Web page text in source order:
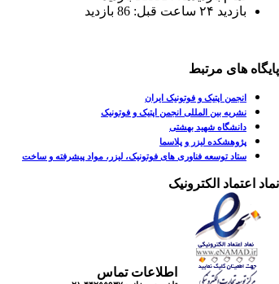
بازدید ۲۴ ساعت قبل: 86 بازدید
پایگاه های مرتبط
انجمن اپتیک و فوتونیک ایران
نشریه بین المللی انجمن اپتیک و فوتونیک
دانشگاه شهید بهشتی
پژوهشکده لیزر و پلاسما
ستاد توسعه فناوری های فوتونیک، لیزر، مواد پیشرفته و ساخت
نماد اعتماد الکترونیک
اطلاعات تماس